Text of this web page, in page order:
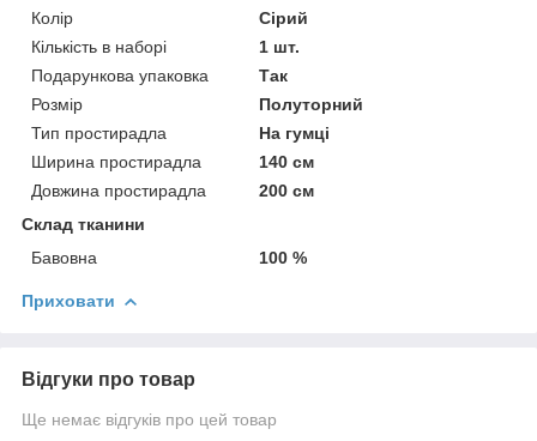
Колір
Сірий
Кількість в наборі
1 шт.
Подарункова упаковка
Так
Розмір
Полуторний
Тип простирадла
На гумці
Ширина простирадла
140 см
Довжина простирадла
200 см
Склад тканини
Бавовна
100 %
Приховати
Відгуки про товар
Ще немає відгуків про цей товар